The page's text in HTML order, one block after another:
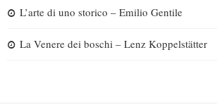
L’arte di uno storico – Emilio Gentile
La Venere dei boschi – Lenz Koppelstätter